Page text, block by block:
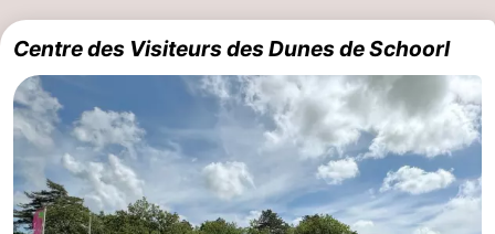
Centre des Visiteurs des Dunes de Schoorl